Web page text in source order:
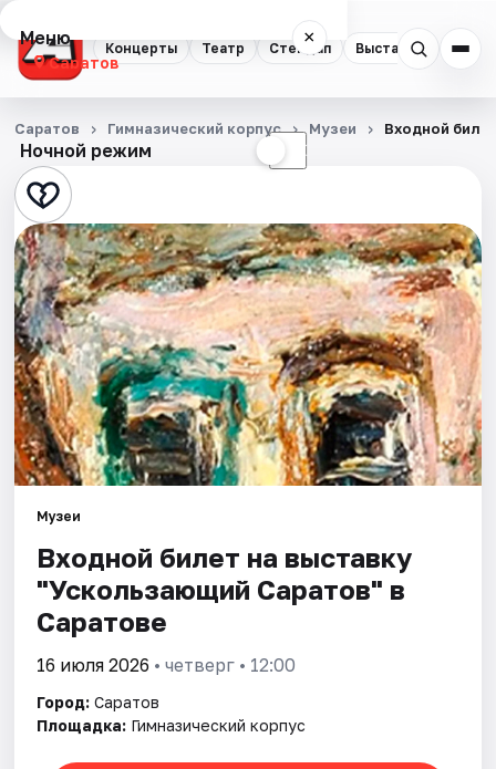
Концерты Театр Стендап Выставки
Меню ×
Саратов
Концерты
Театр
Стендап
Выставки
Квесты
Экскурсии
События
Площадки
Артисты
Рейтинги
Ночной режим ☾
Саратов Гимназический корпус Музеи Входной
Музеи
Входной билет на выставку
"Ускользающий Саратов" в
Саратове
16 июля 2026 • четверг • 12:00
Город: Саратов
Площадка: Гимназический корпус